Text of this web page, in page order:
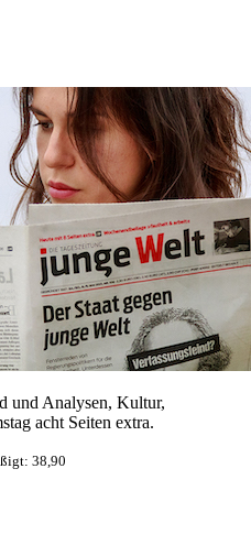
und Analysen, Kultur,
acht Seiten extra.
38,90